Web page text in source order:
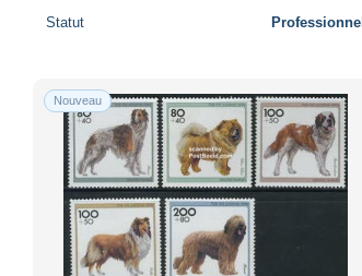
Statut Professionnel
Nouveau